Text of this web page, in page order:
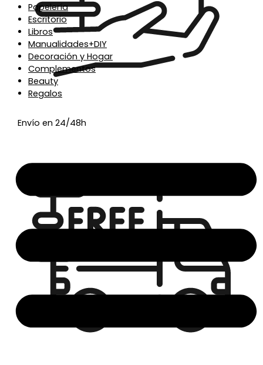
Papelería
Escritorio
Libros
Manualidades+DIY
Decoración y Hogar
Complementos
Beauty
Regalos
Envío en 24/48h